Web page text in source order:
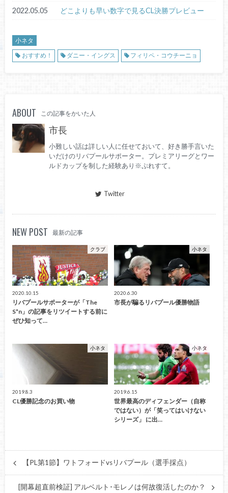
2022.05.05 どこよりも早い数字で見るCL決勝プレビュー
小ネタ
おすすめ！
ダニー・イングス フィリペ・コウチーニョ
ABOUT この記事をかいた人
市長
小難しい話は詳しい人に任せておいて、好き勝手言いた
いだけのリバプールサポーター。プレミアリーグとワー
ルドカップを制した経験あり※ぷれすて。
Twitter
NEW POST 最新の記事
クラブ
2020.10.15
リバプールサポーターが「The
S*n」の記事をリツイートする前に
ぜひ知って…
小ネタ
2020.6.30
市長が騙るリバプール優勝物語
小ネタ
2019.8.3
CL優勝記念のお買い物
小ネタ
2019.6.15
世界最高のディフェンダー（自称
ではない）が「笑ってはいけない
シリーズ」 に出…
【PL第1節】ワトフォードvsリバプール（選手採点）
[開幕超直前検証] アルベルト･モレノは何故復活したのか？